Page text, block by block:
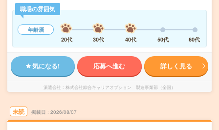
職場の雰囲気
年齢層
20代
30代 40代 50代 60代
気になる! 応募へ進む 詳しく見る
派遣会社 株式会社綜合キャリアオプション 製造事業部（全国）
未読 掲載日 2026/08/07